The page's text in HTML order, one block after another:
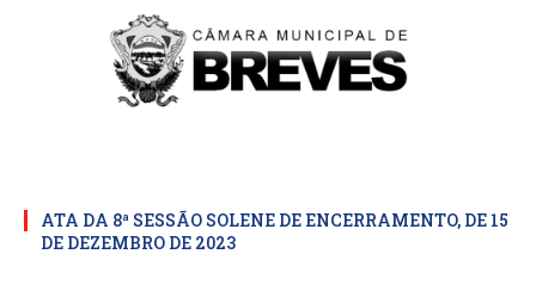
ATA DA 8ª SESSÃO SOLENE DE ENCERRAMENTO, DE 15
DE DEZEMBRO DE 2023